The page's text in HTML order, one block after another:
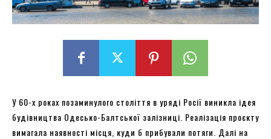
У 60-х роках позаминулого століття в уряді Росії виникла ідея
будівництва Одесько-Балтської залізниці. Реалізація проєкту
вимагала наявності місця, куди б прибували потяги. Далі на